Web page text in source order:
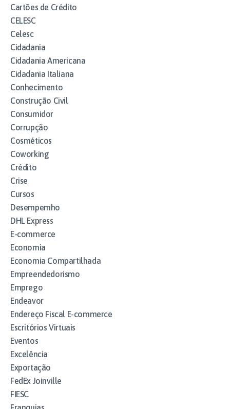
Cartões de Crédito
CELESC
Celesc
Cidadania
Cidadania Americana
Cidadania Italiana
Conhecimento
Construção Civil
Consumidor
Corrupção
Cosméticos
Coworking
Crédito
Crise
Cursos
Desempemho
DHL Express
E-commerce
Economia
Economia Compartilhada
Empreendedorismo
Emprego
Endeavor
Endereço Fiscal E-commerce
Escritórios Virtuais
Eventos
Excelência
Exportação
FedEx Joinville
FIESC